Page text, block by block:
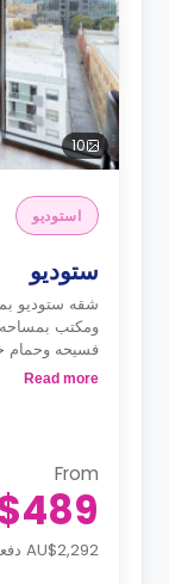
10
استوديو
ستوديو
ومكتب بمساحه
فسيحه وحمام
متكامل ملحق
Read more
From
AU$2,292 دفعة مقدمة